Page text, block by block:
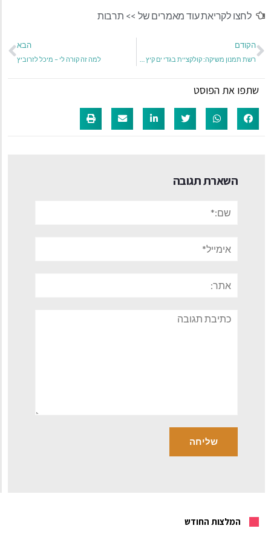
לחצו לקריאת עוד מאמרים של >> תרבות
הקודם הבא
למה זה קורה לי – מיכל לזרוביץ
שתפו את הפוסט
השארת תגובה
תגובה
המלצות החודש